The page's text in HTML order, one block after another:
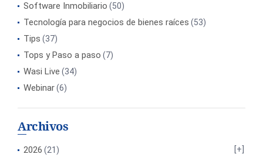
Software Inmobiliario (50)
Tecnología para negocios de bienes raíces (53)
Tips (37)
Tops y Paso a paso (7)
Wasi Live (34)
Webinar(6)
Archivos
2026 (21)